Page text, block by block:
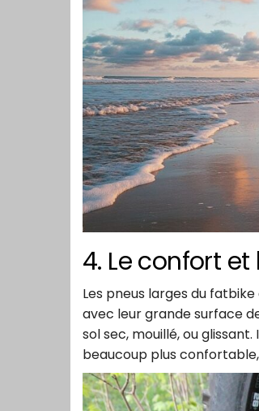
4. Le confort
Les pneus larges du
avec leur grande surface
sol sec, mouillé, ou
beaucoup plus